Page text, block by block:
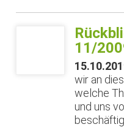
11/
wir an
welche
und uns